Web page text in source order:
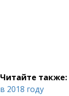
Читайте также:
в 2018 году